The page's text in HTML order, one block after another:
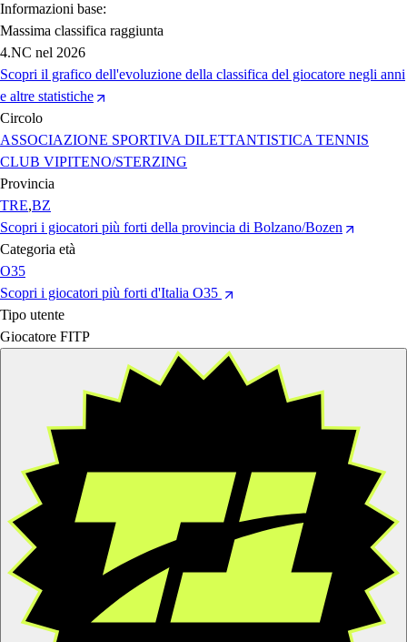
Informazioni base:
Massima classifica raggiunta
4.NC nel 2026
Scopri il grafico dell'evoluzione della classifica del giocatore negli anni
e altre statistiche
Circolo
ASSOCIAZIONE SPORTIVA DILETTANTISTICA TENNIS
CLUB VIPITENO/STERZING
Provincia
TRE,BZ
Scopri i giocatori più forti della provincia di Bolzano/Bozen
Categoria età
O35
Scopri i giocatori più forti d'Italia O35
Tipo utente
Giocatore FITP